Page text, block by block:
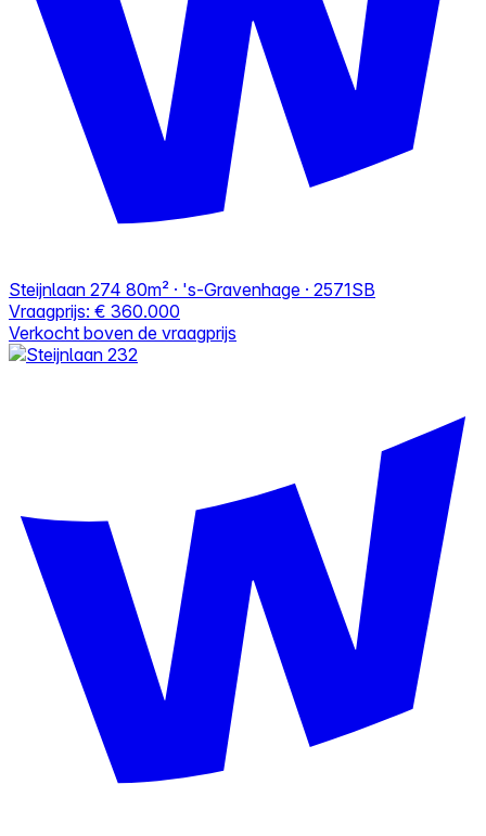
Steijnlaan 274 80m² · 's-Gravenhage · 2571SB
Vraagprijs: € 360.000
Verkocht boven de vraagprijs